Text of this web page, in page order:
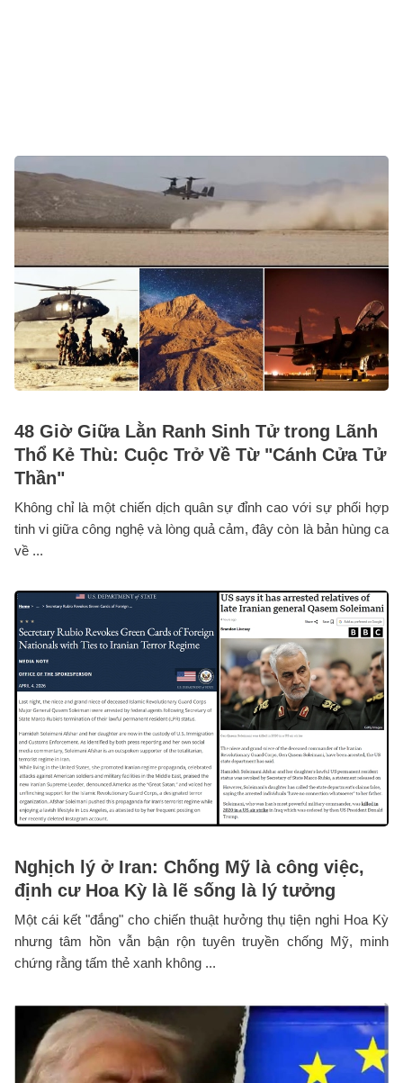
48 Giờ Giữa Lằn Ranh Sinh Tử trong Lãnh
Thổ Kẻ Thù: Cuộc Trở Về Từ "Cánh Cửa Tử
Thần"
Không chỉ là một chiến dịch quân sự đỉnh cao với sự phối hợp
tinh vi giữa công nghệ và lòng quả cảm, đây còn là bản hùng ca
về ...
Nghịch lý ở Iran: Chống Mỹ là công việc,
định cư Hoa Kỳ là lẽ sống là lý tưởng
Một cái kết "đắng" cho chiến thuật hưởng thụ tiện nghi Hoa Kỳ
nhưng tâm hồn vẫn bận rộn tuyên truyền chống Mỹ, minh
chứng rằng tấm thẻ xanh không ...